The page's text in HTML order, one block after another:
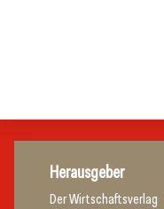
Herausgeber
Der Wirtschaftsverlag